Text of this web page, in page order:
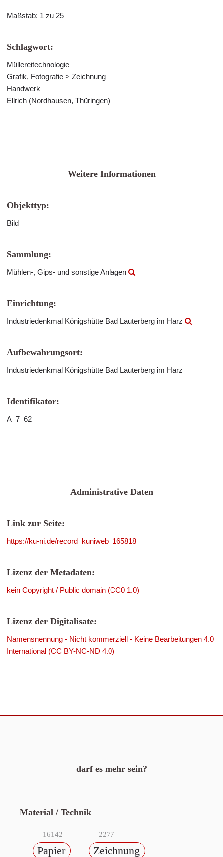
Maßstab: 1 zu 25
Schlagwort:
Müllereitechnologie
Grafik, Fotografie > Zeichnung
Handwerk
Ellrich (Nordhausen, Thüringen)
Weitere Informationen
Objekttyp:
Bild
Sammlung:
Mühlen-, Gips- und sonstige Anlagen
Einrichtung:
Industriedenkmal Königshütte Bad Lauterberg im Harz
Aufbewahrungsort:
Industriedenkmal Königshütte Bad Lauterberg im Harz
Identifikator:
A_7_62
Administrative Daten
Link zur Seite:
https://ku-ni.de/record_kuniweb_165818
Lizenz der Metadaten:
kein Copyright / Public domain (CC0 1.0)
Lizenz der Digitalisate:
Namensnennung - Nicht kommerziell - Keine Bearbeitungen 4.0
International (CC BY-NC-ND 4.0)
darf es mehr sein?
Material / Technik
16142
Papier
2277
Zeichnung